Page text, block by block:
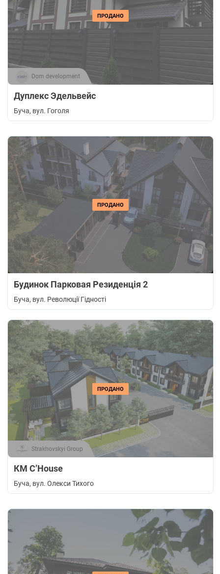
ПРОДАНО
Dom development
Дуплекс Эдельвейс
Буча, вул. Гоголя
ПРОДАНО
Будинок Парковая Резиденція 2
Буча, вул. Революції Гідності
ПРОДАНО
Strakhovskyi Group
КМ C’House
Буча, вул. Олекси Тихого